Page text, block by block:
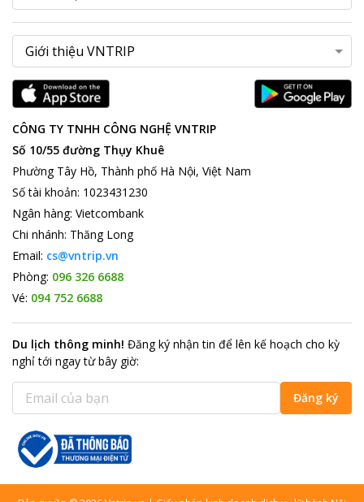
CÔNG TY TNHH CÔNG NGHỆ VNTRIP
Số 10/55 đường Thụy Khuê
Phường Tây Hồ, Thành phố Hà Nội, Việt Nam
Số tài khoản: 1023431230
Ngân hàng: Vietcombank
Chi nhánh: Thăng Long
Email: cs@vntrip.vn
Phòng: 096 326 6688
Vé: 094 752 6688
Du lịch thông minh! Đăng ký nhận tin để lên kế hoạch cho kỳ
nghỉ tới ngay từ bây giờ:
Đăng ký